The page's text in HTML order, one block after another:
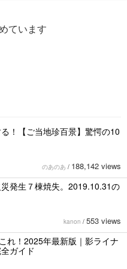
ています
！【ご当地珍百景】驚愕の10
のあのあ / 188,142 views
発生７棟焼失。2019.10.31の
kanon / 553 views
れ！2025年最新版｜影ライナ
ガイド